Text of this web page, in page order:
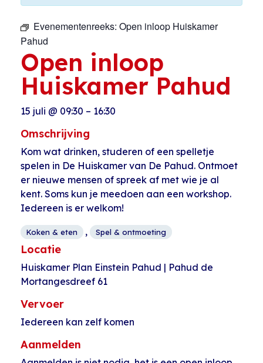
Evenementenreeks: Open inloop Huiskamer
Pahud
Open inloop
Huiskamer Pahud
15 juli @ 09:30 – 16:30
Omschrijving
Kom wat drinken, studeren of een spelletje
spelen in De Huiskamer van De Pahud. Ontmoet
er nieuwe mensen of spreek af met wie je al
kent. Soms kun je meedoen aan een workshop.
Iedereen is er welkom!
Koken & eten , Spel & ontmoeting
Locatie
Huiskamer Plan Einstein Pahud | Pahud de
Mortangesdreef 61
Vervoer
Iedereen kan zelf komen
Aanmelden